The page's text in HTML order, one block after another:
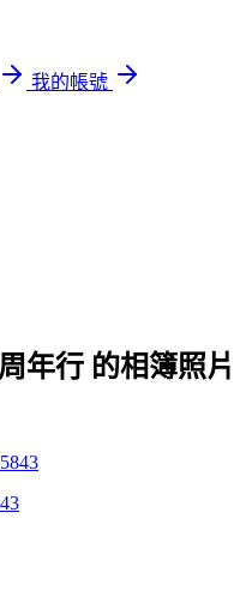
我的帳號
年行 的相簿照片